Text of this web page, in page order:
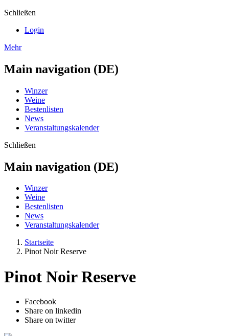
Schließen
Login
Mehr
Main navigation (DE)
Winzer
Weine
Bestenlisten
News
Veranstaltungskalender
Schließen
Main navigation (DE)
Winzer
Weine
Bestenlisten
News
Veranstaltungskalender
Startseite
Pinot Noir Reserve
Pinot Noir Reserve
Facebook
Share on linkedin
Share on twitter